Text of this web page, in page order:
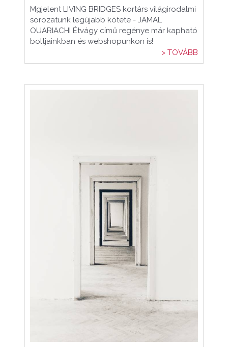
Mgjelent LIVING BRIDGES kortárs világirodalmi
sorozatunk legújabb kötete - JAMAL
OUARIACHI Étvágy című regénye már kapható
boltjainkban és webshopunkon is!
> TOVÁBB